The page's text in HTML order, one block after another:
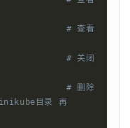
# 查看
# 关闭
# 删除
目录 再